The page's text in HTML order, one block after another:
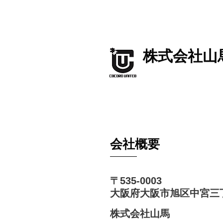
株式会社山
​会社概要
〒535-0003
大阪府大阪市旭区中宮
株式会社山馬